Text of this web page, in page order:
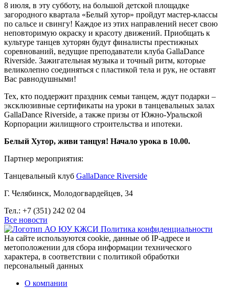
8 июля, в эту субботу, на большой детской площадке
загородного квартала «Белый хутор» пройдут мастер-классы
по сальсе и свингу! Каждое из этих направлений несет свою
неповторимую окраску и красоту движений. Приобщать к
культуре танцев хуторян будут финалисты престижных
соревнований, ведущие преподаватели клуба GallaDance
Riverside. Зажигательная музыка и точный ритм, которые
великолепно соединяться с пластикой тела и рук, не оставят
Вас равнодушными!
Тех, кто поддержит праздник семьи танцем, ждут подарки –
эксклюзивные сертификаты на уроки в танцевальных залах
GallaDance Riverside, а также призы от Южно-Уральской
Корпорации жилищного строительства и ипотеки.
Белый Хутор, живи танцуя! Начало урока в 10.00.
Партнер мероприятия:
Танцевальный клуб GallaDance Riverside
Г. Челябинск, Молодогвардейцев, 34
Тел.: +7 (351) 242 02 04
Все новости
Политика конфиденциальности
На сайте используются cookie, данные об IP-адресе и
метоположении для сбора информации технического
характера, в соответствии с политикой обработки
персональный данных
О компании